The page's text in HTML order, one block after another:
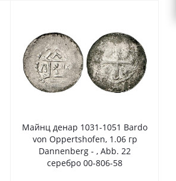
Майнц денар 1031-1051 Bardo
von Oppertshofen, 1.06 гр
Dannenberg - , Abb. 22
серебро 00-806-58